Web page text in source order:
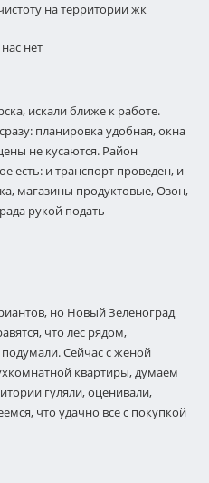
на территории жк
нет
искали ближе к работе.
планировка удобная, окна
не кусаются. Район
есть: и транспорт проведен, и
магазины продуктовые, Озон,
рукой подать
но Новый Зеленоград
что лес рядом,
Сейчас с женой
квартиры, думаем
гуляли, оценивали,
что удачно все с покупкой